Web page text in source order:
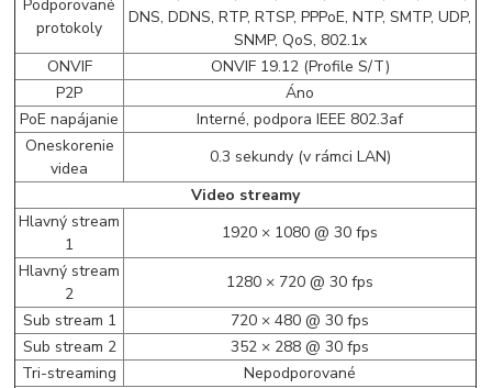
Podporované
protokoly
DNS, DDNS, RTP, RTSP, PPPoE, NTP, SMTP, UDP,
SNMP, QoS, 802.1x
ONVIF
ONVIF 19.12 (Profile S/T)
P2P
Áno
PoE napájanie
Interné, podpora IEEE 802.3af
Oneskorenie
videa
0.3 sekundy (v rámci LAN)
Video streamy
Hlavný stream
1
1920 × 1080 @ 30 fps
Hlavný stream
2
1280 × 720 @ 30 fps
Sub stream 1
720 × 480 @ 30 fps
Sub stream 2
352 × 288 @ 30 fps
Tri-streaming
Nepodporované